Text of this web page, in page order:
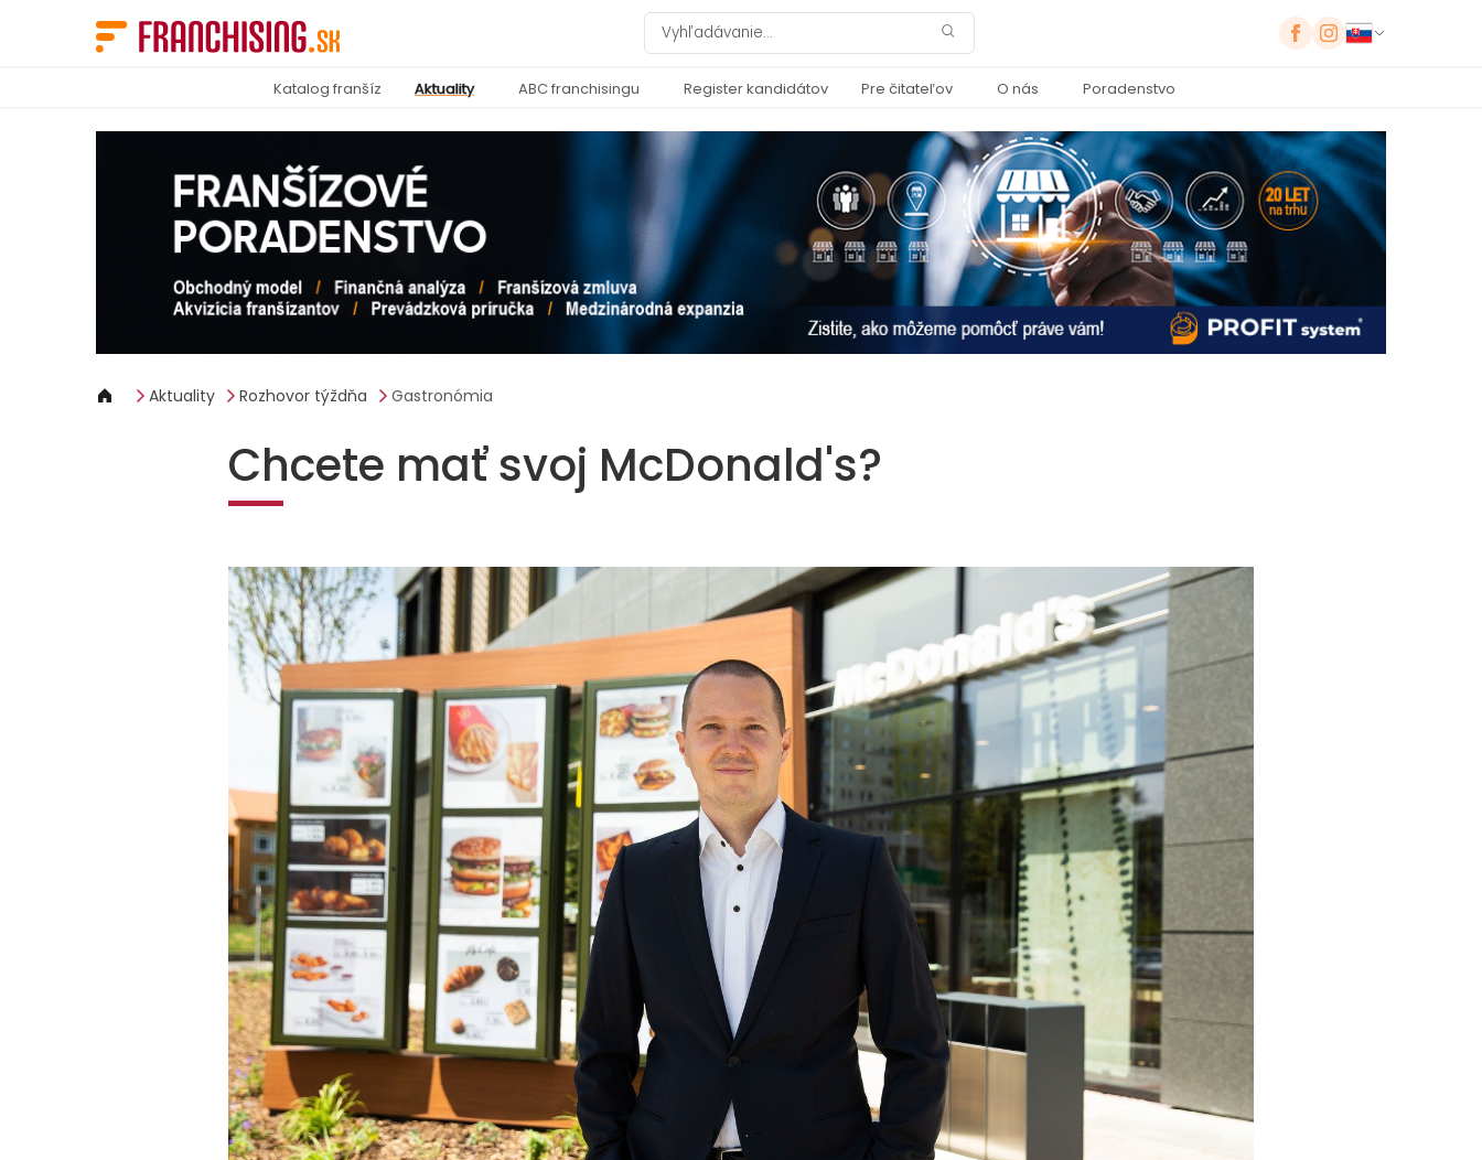
Katalog franšíz Aktuality ABC franchisingu Register kandidátov Pre čitateľov O nás Poradenstvo
Aktuality Rozhovor týždňa Gastronómia
Chcete mať svoj McDonald's?